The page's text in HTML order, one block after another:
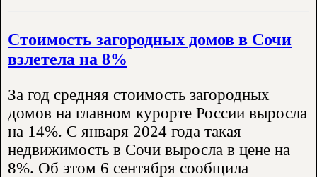
Стоимость загородных домов в Сочи
взлетела на 8%
За год средняя стоимость загородных
домов на главном курорте России выросла
на 14%. С января 2024 года такая
недвижимость в Сочи выросла в цене на
8%. Об этом 6 сентября сообщила